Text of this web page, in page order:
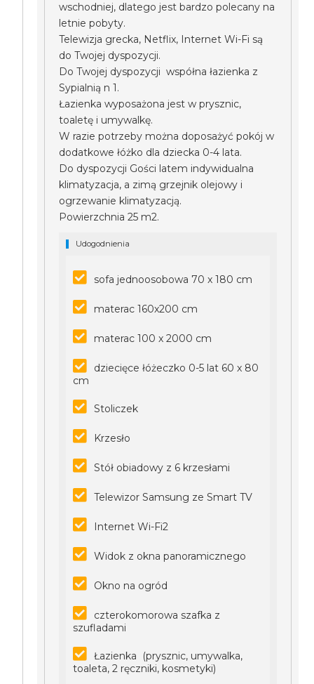
wschodniej, dlatego jest bardzo polecany na
letnie pobyty.
Telewizja grecka, Netflix, Internet Wi-Fi są
do Twojej dyspozycji.
Do Twojej dyspozycji współna łazienka z
Sypialnią n 1.
Łazienka wyposażona jest w prysznic,
toaletę i umywalkę.
W razie potrzeby można doposażyć pokój w
dodatkowe łóżko dla dziecka 0-4 lata.
Do dyspozycji Gości latem indywidualna
klimatyzacja, a zimą grzejnik olejowy i
ogrzewanie klimatyzacją.
Powierzchnia 25 m2.
Udogodnienia
sofa jednoosobowa 70 x 180 cm
materac 160x200 cm
materac 100 x 2000 cm
dziecięce łóżeczko 0-5 lat 60 x 80
cm
Stoliczek
Krzesło
Stół obiadowy z 6 krzesłami
Telewizor Samsung ze Smart TV
Internet Wi-Fi2
Widok z okna panoramicznego
Okno na ogród
czterokomorowa szafka z
szufladami
Łazienka (prysznic, umywalka,
toaleta, 2 ręczniki, kosmetyki)